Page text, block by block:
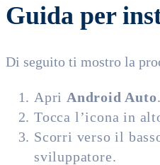
Guida per
Di seguito ti mostro la
Apri Android Auto.
Tocca l’icona in
Scorri verso il
sviluppatore.